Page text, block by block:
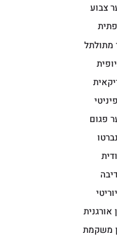
צבוע
מתולתל
פגום
משקמת